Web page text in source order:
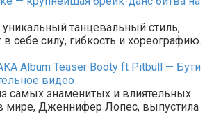
танцевальный стиль,
в себе силу, гибкость и хореографию.
Album Teaser Booty ft Pitbull — Бути
видео
самых знаменитых и влиятельных
мире, Дженнифер Лопес, выпустила